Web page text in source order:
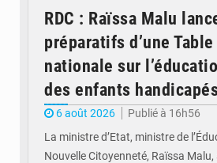
RDC : Raïssa Malu
préparatifs d’une
nationale sur
des enfants
6 août 2026
Publié à 16h56
La ministre d’Etat, ministre de
Nouvelle Citoyenneté, Raïssa Malu,